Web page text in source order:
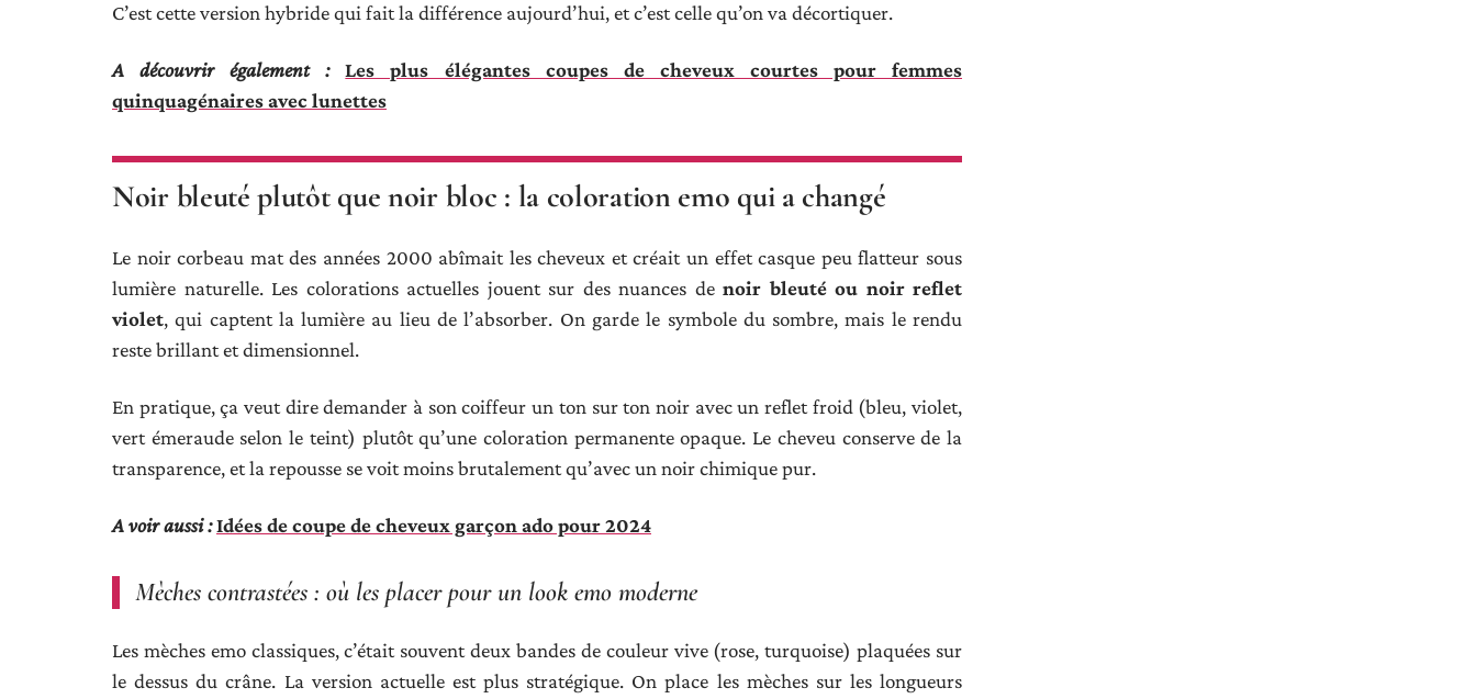
C’est cette version hybride qui fait la différence aujourd’hui, et c’est celle qu’on va décortiquer.
A découvrir également :
Les plus élégantes coupes de cheveux courtes pour femmes
quinquagénaires avec lunettes
Noir bleuté plutôt que noir bloc : la coloration emo qui a changé
Le noir corbeau mat des années 2000 abîmait les cheveux et créait un effet casque peu flatteur sous
lumière naturelle. Les colorations actuelles jouent sur des nuances de noir bleuté ou noir reflet
violet, qui captent la lumière au lieu de l’absorber. On garde le symbole du sombre, mais le rendu
reste brillant et dimensionnel.
En pratique, ça veut dire demander à son coiffeur un ton sur ton noir avec un reflet froid (bleu, violet,
vert émeraude selon le teint) plutôt qu’une coloration permanente opaque. Le cheveu conserve de la
transparence, et la repousse se voit moins brutalement qu’avec un noir chimique pur.
A voir aussi :Idées de coupe de cheveux garçon ado pour 2024
Mèches contrastées : où les placer pour un look emo moderne
Les mèches emo classiques, c’était souvent deux bandes de couleur vive (rose, turquoise) plaquées sur
le dessus du crâne. La version actuelle est plus stratégique. On place les mèches sur les longueurs